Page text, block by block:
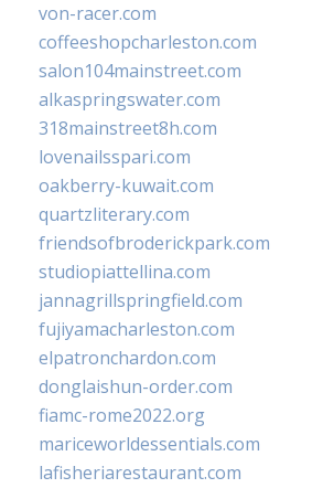
von-racer.com
coffeeshopcharleston.com
salon104mainstreet.com
alkaspringswater.com
318mainstreet8h.com
lovenailsspari.com
oakberry-kuwait.com
quartzliterary.com
friendsofbroderickpark.com
studiopiattellina.com
jannagrillspringfield.com
fujiyamacharleston.com
elpatronchardon.com
donglaishun-order.com
fiamc-rome2022.org
mariceworldessentials.com
lafisheriarestaurant.com